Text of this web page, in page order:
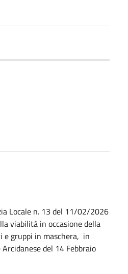
Locale n. 13 del 11/02/2026
viabilità in occasione della
e gruppi in maschera, in
del 14 Febbraio